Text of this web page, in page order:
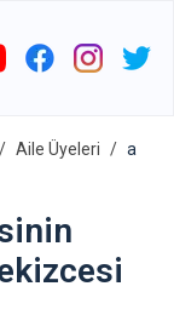
Aile Üyeleri
a